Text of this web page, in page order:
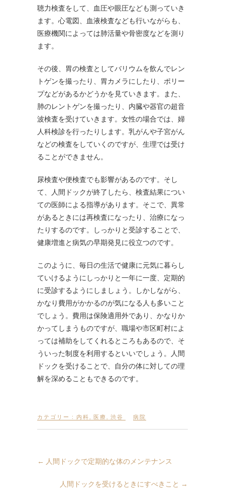
聴力検査をして、血圧や眼圧なども測っていき
ます。心電図、血液検査なども行いながらも、
医療機関によっては肺活量や骨密度などを測り
ます。
その後、胃の検査としてバリウムを飲んでレン
トゲンを撮ったり、胃カメラにしたり、ポリー
プなどがあるかどうかを見ていきます。また、
肺のレントゲンを撮ったり、内臓や器官の超音
波検査を受けていきます。女性の場合では、婦
人科検診を行ったりします。乳がんや子宮がん
などの検査をしていくのですが、生理では受け
ることができません。
尿検査や便検査でも影響があるのです。そし
て、人間ドックが終了したら、検査結果につい
ての医師による指導があります。そこで、異常
があるときには再検査になったり、治療になっ
たりするのです。しっかりと受診することで、
健康増進と病気の早期発見に役立つのです。
このように、毎日の生活で健康に元気に暮らし
ていけるようにしっかりと一年に一度、定期的
に受診するようにしましょう。しかしながら、
かなり費用がかかるのが気になる人も多いこと
でしょう。費用は保険適用外であり、かなりか
かってしまうものですが、職場や市区町村によ
っては補助をしてくれるところもあるので、そ
ういった制度を利用するといいでしょう。人間
ドックを受けることで、自分の体に対しての理
解を深めることもできるのです。
カテゴリー : 内科 医療 渋谷 病院
← 人間ドックで定期的な体のメンテナンス
人間ドックを受けるときにすべきこと →